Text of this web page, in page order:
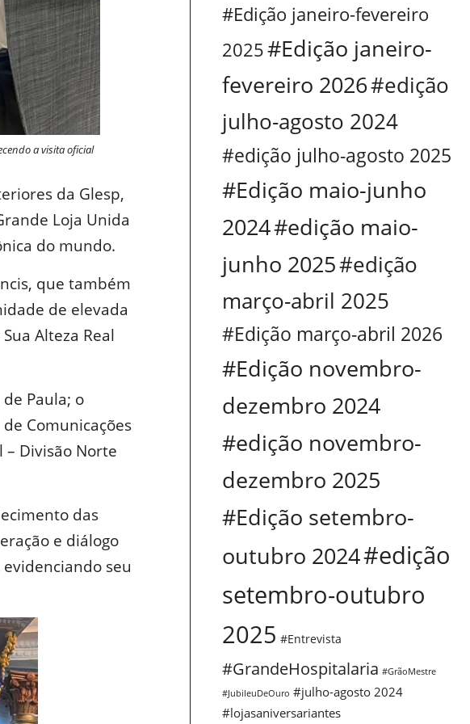
a visita oficial
da Glesp,
Loja Unida
do mundo.
que também
de elevada
Alteza Real
Paula; o
Comunicações
Divisão Norte
das
e diálogo
seu
#Edição janeiro-fevereiro
2025#Edição janeiro-
fevereiro 2026#edição
julho-agosto 2024
#edição julho-agosto 2025
#Edição maio-junho
2024#edição maio-
junho 2025#edição
março-abril 2025
#Edição março-abril 2026
#Edição novembro-
dezembro 2024
#edição novembro-
dezembro 2025
#Edição setembro-
outubro 2024#edição
setembro-outubro
2025 #Entrevista
#GrandeHospitalaria #GrãoMestre
#JubileuDeOuro #julho-agosto 2024
#lojasaniversariantes